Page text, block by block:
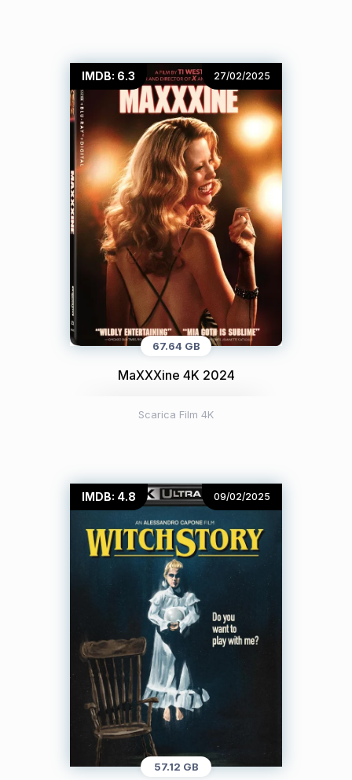
IMDB: 6.3 27/02/2025
67.64 GB
MaXXXine 4K 2024
Scarica Film 4K
IMDB: 4.8 09/02/2025
57.12 GB